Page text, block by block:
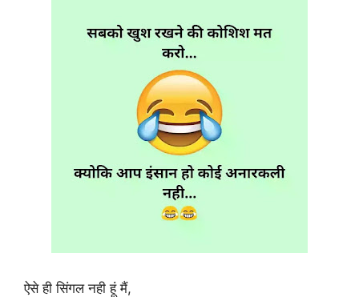
ऐसे ही सिंगल नही हूं मैं,